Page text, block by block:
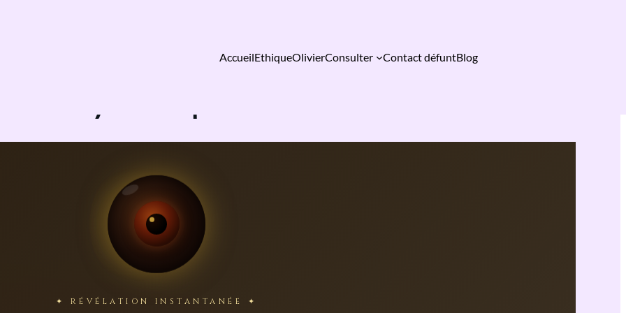
AccueilEthiqueOlivierConsulter Contact défuntBlog
✦ RÉVÉLATION INSTANTANÉE ✦